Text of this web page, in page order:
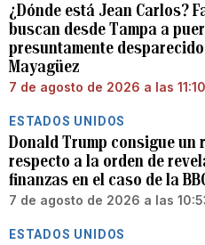
¿Dónde está Jean Carlos?
buscan desde Tampa a
presuntamente
Mayagüez
7 de agosto de 2026 a las
ESTADOS UNIDOS
Donald Trump consigue un
respecto a la orden de
finanzas en el caso de la
7 de agosto de 2026 a las
ESTADOS UNIDOS